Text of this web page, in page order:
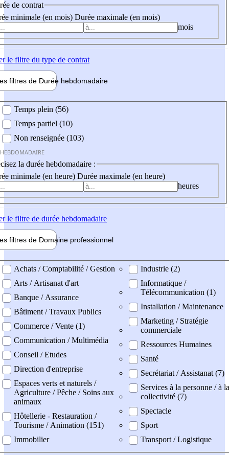
de contrat
minimale (en mois) Durée maximale (en mois)
mois
le filtre du type de contrat
filtres de Durée hebdomadaire
Temps plein (56)
Temps partiel (10)
Non renseignée (103)
la durée hebdomadaire :
minimale (en heure) Durée maximale (en heure)
heures
le filtre de durée hebdomadaire
filtres de Domaine professionnel
professionel
Achats / Comptabilité / Gestion
Arts / Artisanat d'art
Banque / Assurance
Bâtiment / Travaux Publics
Commerce / Vente (1)
Communication / Multimédia
Conseil / Etudes
Direction d'entreprise
Espaces verts et naturels /
Agriculture / Pêche / Soins aux
animaux
Hôtellerie - Restauration /
Tourisme / Animation (151)
Immobilier
Industrie (2)
Informatique /
Télécommunication (1)
Installation / Maintenance
Marketing / Stratégie
commerciale
Ressources Humaines
Santé
Secrétariat / Assistanat (7)
Services à la personne / à la
collectivité (7)
Spectacle
Sport
Transport / Logistique